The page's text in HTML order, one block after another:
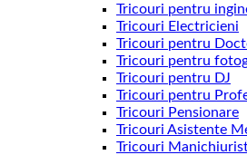
Tricouri pentru
Tricouri Electricieni
Tricouri pentru
Tricouri pentru
Tricouri pentru DJ
Tricouri pentru
Tricouri Pensionare
Tricouri Asistente
Tricouri